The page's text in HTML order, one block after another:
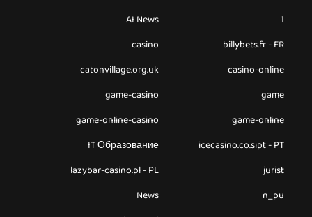
1
AI News
billybets.fr - FR
casino
casino-online
catonvillage.org.uk
game
game-casino
game-online
game-online-casino
icecasino.co.sipt - PT
IT Образование
jurist
lazybar-casino.pl - PL
n_pu
News